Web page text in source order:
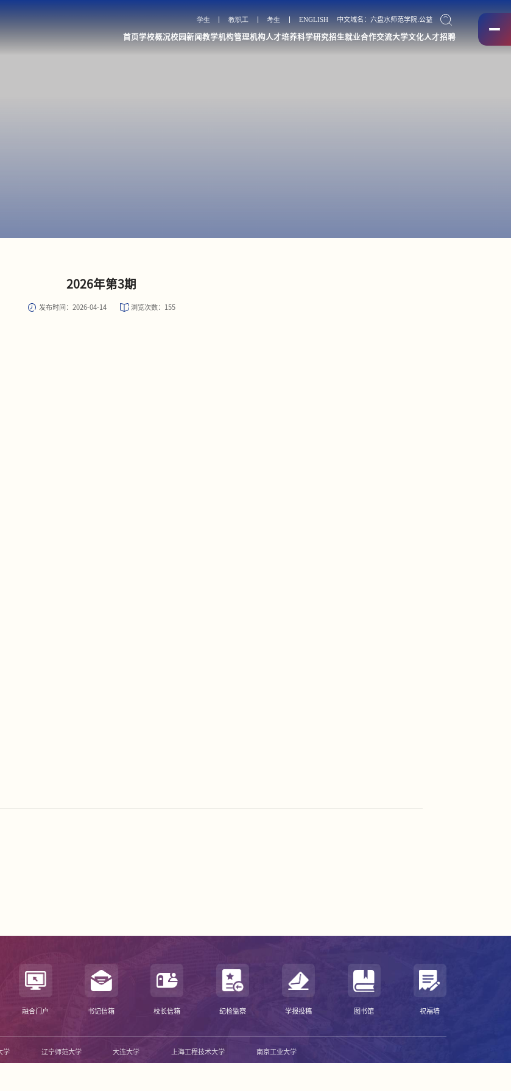
学生 教职工 考生 ENGLISH 中文域名：六盘水师范学院.公益
首页学校概况校园新闻教学机构管理机构 人才培养科学研究招生就业合作交流大学文化人才招聘
2026年第3期
发布时间：2026-04-14 浏览次数： 155
融合门户 书记信箱 校长信箱 纪检监察 学报投稿 图书馆 祝福墙
学 辽宁师范大学 大连大学 上海工程技术大学 南京工业大学